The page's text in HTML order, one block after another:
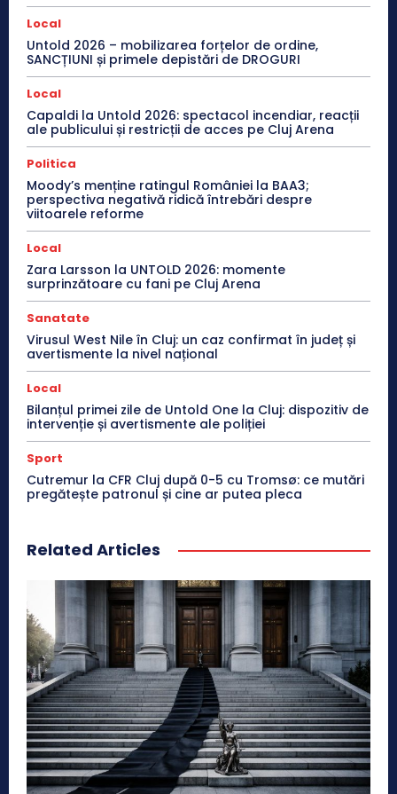
Local
Untold 2026 – mobilizarea forțelor de ordine,
SANCȚIUNI și primele depistări de DROGURI
Local
Capaldi la Untold 2026: spectacol incendiar, reacții
ale publicului și restricții de acces pe Cluj Arena
Politica
Moody’s menține ratingul României la BAA3;
perspectiva negativă ridică întrebări despre
viitoarele reforme
Local
Zara Larsson la UNTOLD 2026: momente
surprinzătoare cu fani pe Cluj Arena
Sanatate
Virusul West Nile în Cluj: un caz confirmat în județ și
avertismente la nivel național
Local
Bilanțul primei zile de Untold One la Cluj: dispozitiv de
intervenție și avertismente ale poliției
Sport
Cutremur la CFR Cluj după 0-5 cu Tromsø: ce mutări
pregătește patronul și cine ar putea pleca
Related Articles